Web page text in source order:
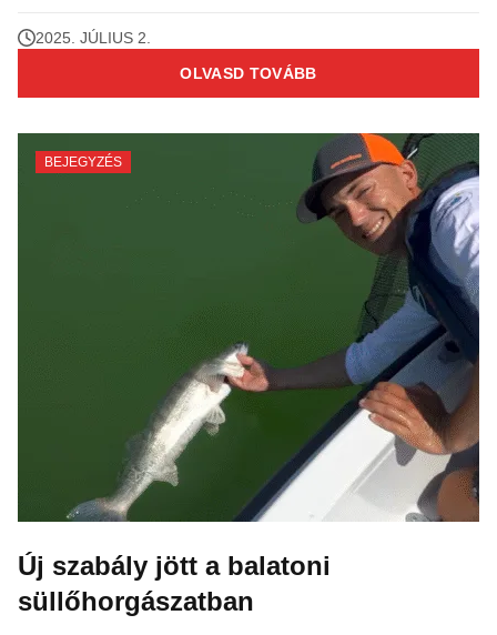
2025. JÚLIUS 2.
OLVASD TOVÁBB
BEJEGYZÉS
Új szabály jött a balatoni
süllőhorgászatban